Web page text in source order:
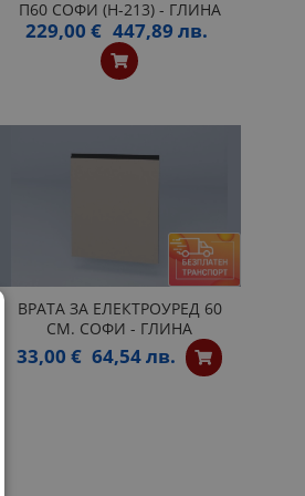
П60 СОФИ (H-213) - ГЛИНА
229,00 € 447,89 лв.
ВРАТА ЗА ЕЛЕКТРОУРЕД 60
СМ. СОФИ - ГЛИНА
33,00 € 64,54 лв.